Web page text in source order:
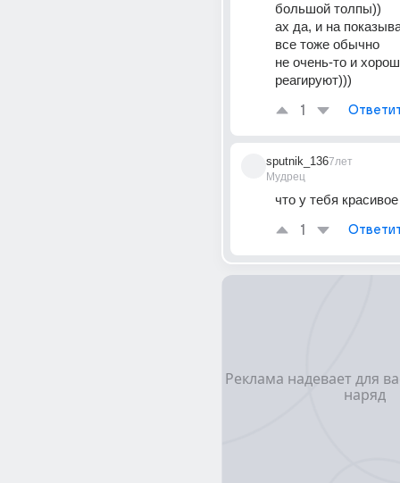
большой толпы))
ах да, и на
все тоже обычно
не очень-то и
реагируют)))
1
sputnik_136
Мудрец
7лет
что у тебя
1